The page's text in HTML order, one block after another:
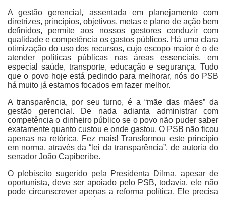
A gestão gerencial, assentada em planejamento com
diretrizes, princípios, objetivos, metas e plano de ação bem
definidos, permite aos nossos gestores conduzir com
qualidade e competência os gastos públicos. Há uma clara
otimização do uso dos recursos, cujo escopo maior é o de
atender políticas públicas nas áreas essenciais, em
especial saúde, transporte, educação e segurança. Tudo
que o povo hoje está pedindo para melhorar, nós do PSB
há muito já estamos focados em fazer melhor.
A transparência, por seu turno, é a “mãe das mães” da
gestão gerencial. De nada adianta administrar com
competência o dinheiro público se o povo não puder saber
exatamente quanto custou e onde gastou. O PSB não ficou
apenas na retórica. Fez mais! Transformou este princípio
em norma, através da “lei da transparência”, de autoria do
senador João Capiberibe.
O plebiscito sugerido pela Presidenta Dilma, apesar de
oportunista, deve ser apoiado pelo PSB, todavia, ele não
pode circunscrever apenas a reforma política. Ele precisa